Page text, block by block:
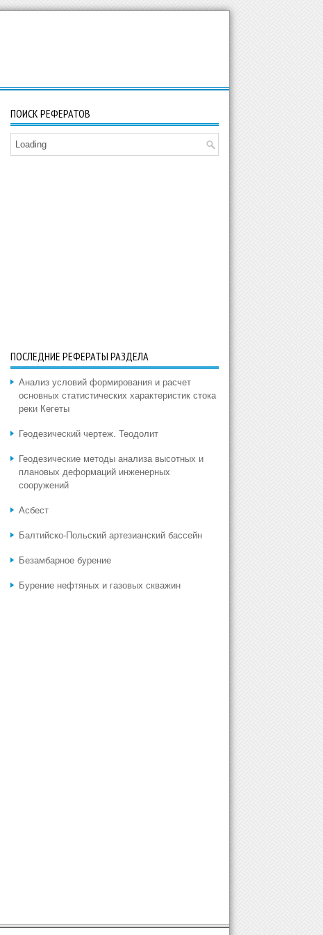
ПОИСК РЕФЕРАТОВ
Loading
ПОСЛЕДНИЕ РЕФЕРАТЫ РАЗДЕЛА
Анализ условий формирования и расчет
основных статистических характеристик стока
реки Кегеты
Геодезический чертеж. Теодолит
Геодезические методы анализа высотных и
плановых деформаций инженерных
сооружений
Асбест
Балтийско-Польский артезианский бассейн
Безамбарное бурение
Бурение нефтяных и газовых скважин